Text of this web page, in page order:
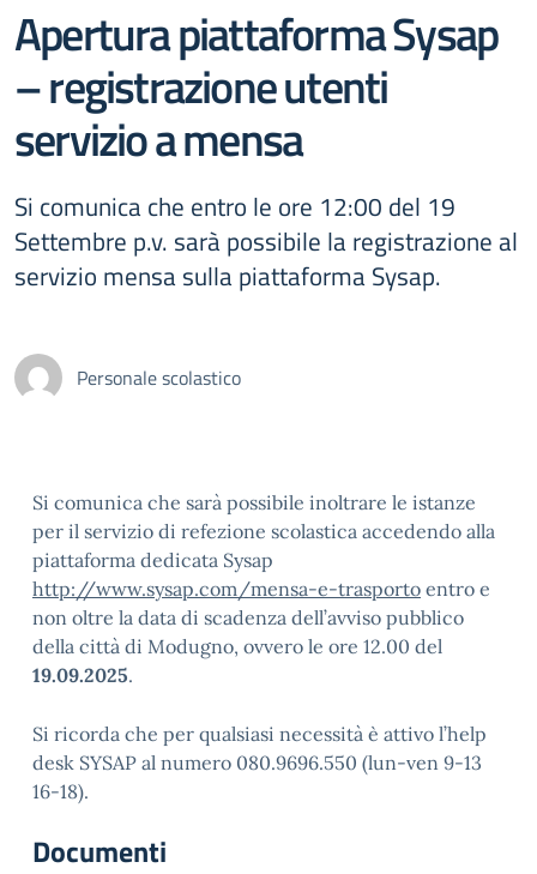
Apertura piattaforma Sysap
– registrazione utenti
servizio a mensa
Si comunica che entro le ore 12:00 del 19
Settembre p.v. sarà possibile la registrazione al
servizio mensa sulla piattaforma Sysap.
Personale scolastico
Si comunica che sarà possibile inoltrare le istanze
per il servizio di refezione scolastica accedendo alla
piattaforma dedicata Sysap
http://www.sysap.com/mensa-e-trasporto entro e
non oltre la data di scadenza dell’avviso pubblico
della città di Modugno, ovvero le ore 12.00 del
19.09.2025.
Si ricorda che per qualsiasi necessità è attivo l’help
desk SYSAP al numero 080.9696.550 (lun-ven 9-13
16-18).
Documenti